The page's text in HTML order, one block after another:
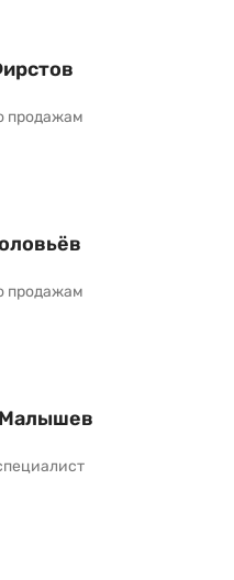
продажам
продажам